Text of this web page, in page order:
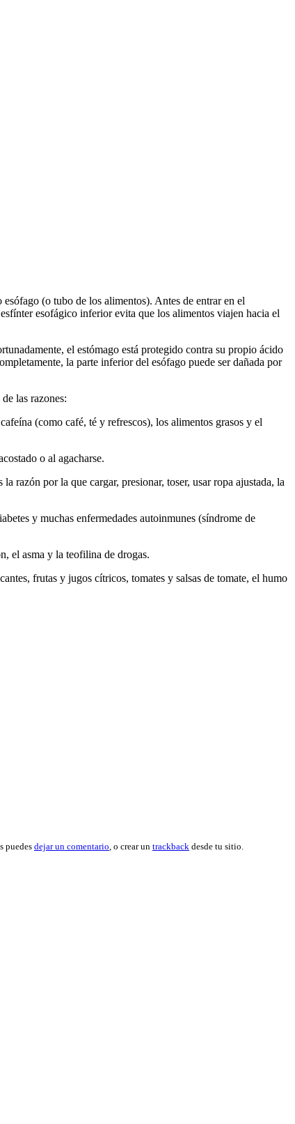
(o tubo de los alimentos). Antes de entrar en el
esofágico inferior evita que los alimentos viajen hacia el
el estómago está protegido contra su propio ácido
la parte inferior del esófago puede ser dañada por
las razones:
(como café, té y refrescos), los alimentos grasos y el
o al agacharse.
razón por la que cargar, presionar, toser, usar ropa ajustada, la
y muchas enfermedades autoinmunes (síndrome de
el asma y la teofilina de drogas.
frutas y jugos cítricos, tomates y salsas de tomate, el humo
puedes dejar un comentario , o crear un trackback desde tu sitio.